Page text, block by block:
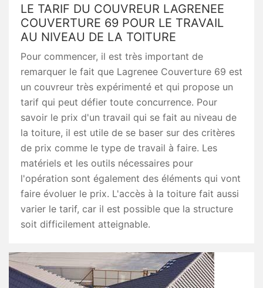
LE TARIF DU COUVREUR LAGRENEE
COUVERTURE 69 POUR LE TRAVAIL
AU NIVEAU DE LA TOITURE
Pour commencer, il est très important de
remarquer le fait que Lagrenee Couverture 69 est
un couvreur très expérimenté et qui propose un
tarif qui peut défier toute concurrence. Pour
savoir le prix d'un travail qui se fait au niveau de
la toiture, il est utile de se baser sur des critères
de prix comme le type de travail à faire. Les
matériels et les outils nécessaires pour
l'opération sont également des éléments qui vont
faire évoluer le prix. L'accès à la toiture fait aussi
varier le tarif, car il est possible que la structure
soit difficilement atteignable.